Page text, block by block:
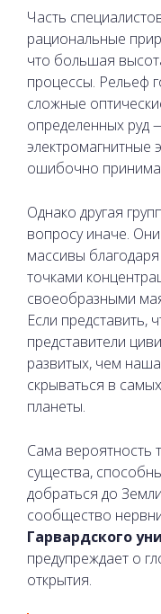
Часть
рациональные
что большая
процессы. Рельеф
сложные
определенных
электромагнитные
ошибочно
Однако другая
вопросу иначе.
массивы благодаря
точками
своеобразными
Если
представители
развитых, чем
скрываться в
планеты.
Сама вероятность
существа,
добраться до
сообщество
Гарвардского
предупреждает о
открытия.